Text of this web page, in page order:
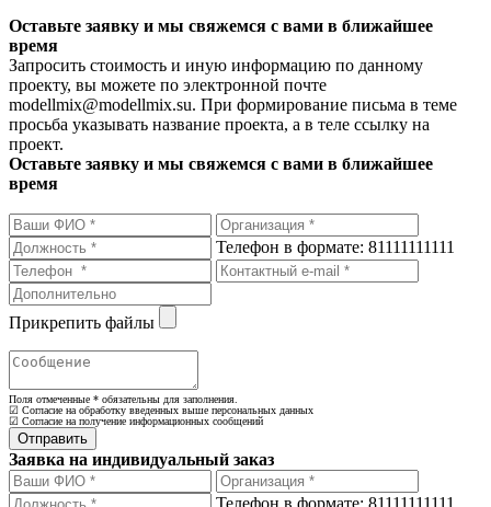
Оставьте заявку и мы свяжемся с вами в ближайшее
время
Запросить стоимость и иную информацию по данному
проекту, вы можете по электронной почте
modellmix@modellmix.su. При формирование письма в теме
просьба указывать название проекта, а в теле ссылку на
проект.
Оставьте заявку и мы свяжемся с вами в ближайшее
время
Телефон в формате: 81111111111
Прикрепить файлы
Поля отмеченные * обязательны для заполнения.
☑ Согласие на обработку введенных выше персональных данных
☑ Согласие на получение информационных сообщений
Заявка на индивидуальный заказ
Телефон в формате: 81111111111